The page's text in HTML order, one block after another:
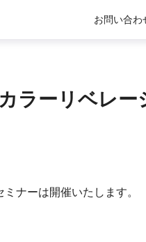
お問い合わ
ラーリベレ
ナーは開催いたします。